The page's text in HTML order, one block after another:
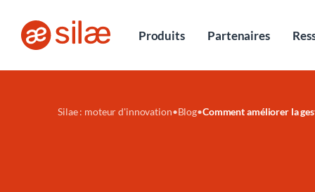
Produits Partenaires
Silae : moteur d'innovation•Blog•Comment améliorer la